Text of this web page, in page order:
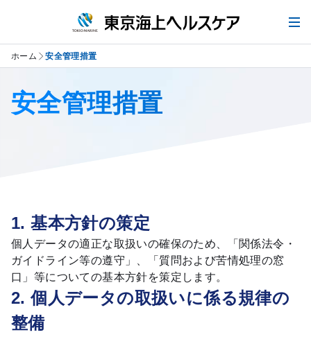
ホーム 安全管理措置
安全管理措置
1. 基本方針の策定
個人データの適正な取扱いの確保のため、「関係法令・
ガイドライン等の遵守」、「質問および苦情処理の窓
口」等についての基本方針を策定します。
2. 個人データの取扱いに係る規律の
整備